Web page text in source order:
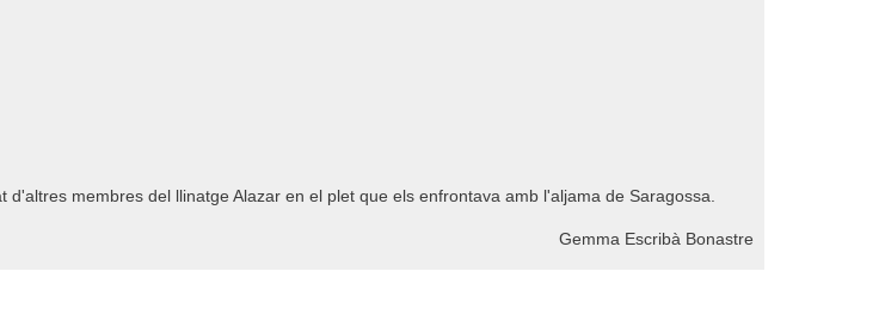
membres del llinatge Alazar en el plet que els enfrontava amb l'aljama de Saragossa.
Gemma Escribà Bonastre